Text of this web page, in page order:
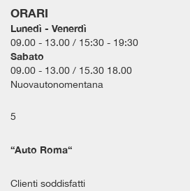
segnali stradali • Sedile Guida Reg.
sdoppiato • Sensore di luce • Sensori di
riconoscimento della stanchezza •
Specchietti laterali elettrici • Specchietto
regolabile elettricamente con sbrinatore •
Volante multifunzione • Volante regolabile
ORARI
Lunedì - Venerdì
09.00 - 13.00 / 15:30 - 19:30
Sabato
09.00 - 13.00 / 15.30 18.00
Nuovautonomentana
5
“Auto Roma“
Clienti soddisfatti